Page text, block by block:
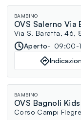
BAMBINO
OVS Salerno Via
Via S. Baratta, 46,
Aperto
09:00-
BAMBINO
OVS Bagnoli Kids
Corso Campi